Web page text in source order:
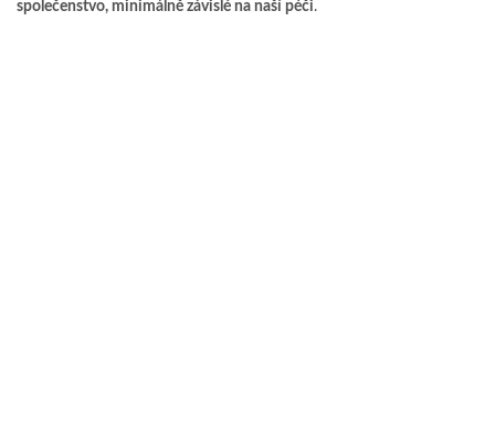
společenstvo, minimálně závislé na naší péči.